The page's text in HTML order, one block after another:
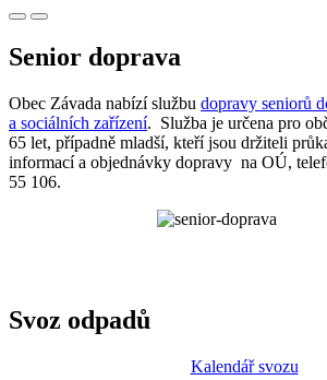
Senior doprava
Obec Závada nabízí službu dopravy seniorů
a sociálních zařízení. Služba je určena pro
65 let, případně mladší, kteří jsou držiteli
informací a objednávky dopravy na OÚ,
55 106.
Svoz odpadů
Kalendář svozu